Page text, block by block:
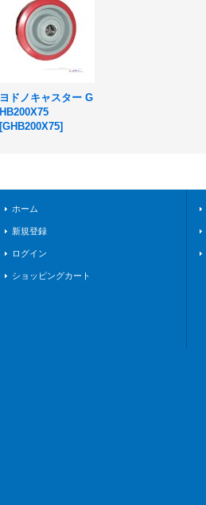
ヨドノキャスター G
HB200X75
[GHB200X75]
ホーム
新規登録
ログイン
ショッピングカート